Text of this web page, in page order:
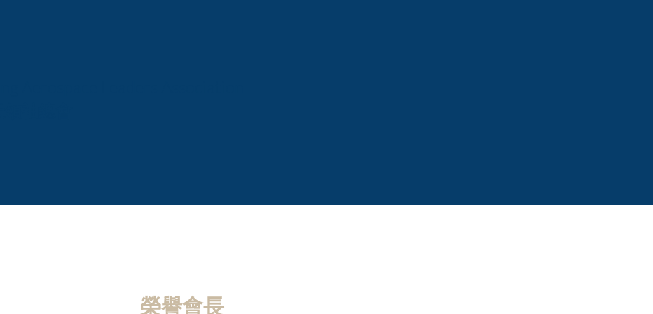
榮譽會長